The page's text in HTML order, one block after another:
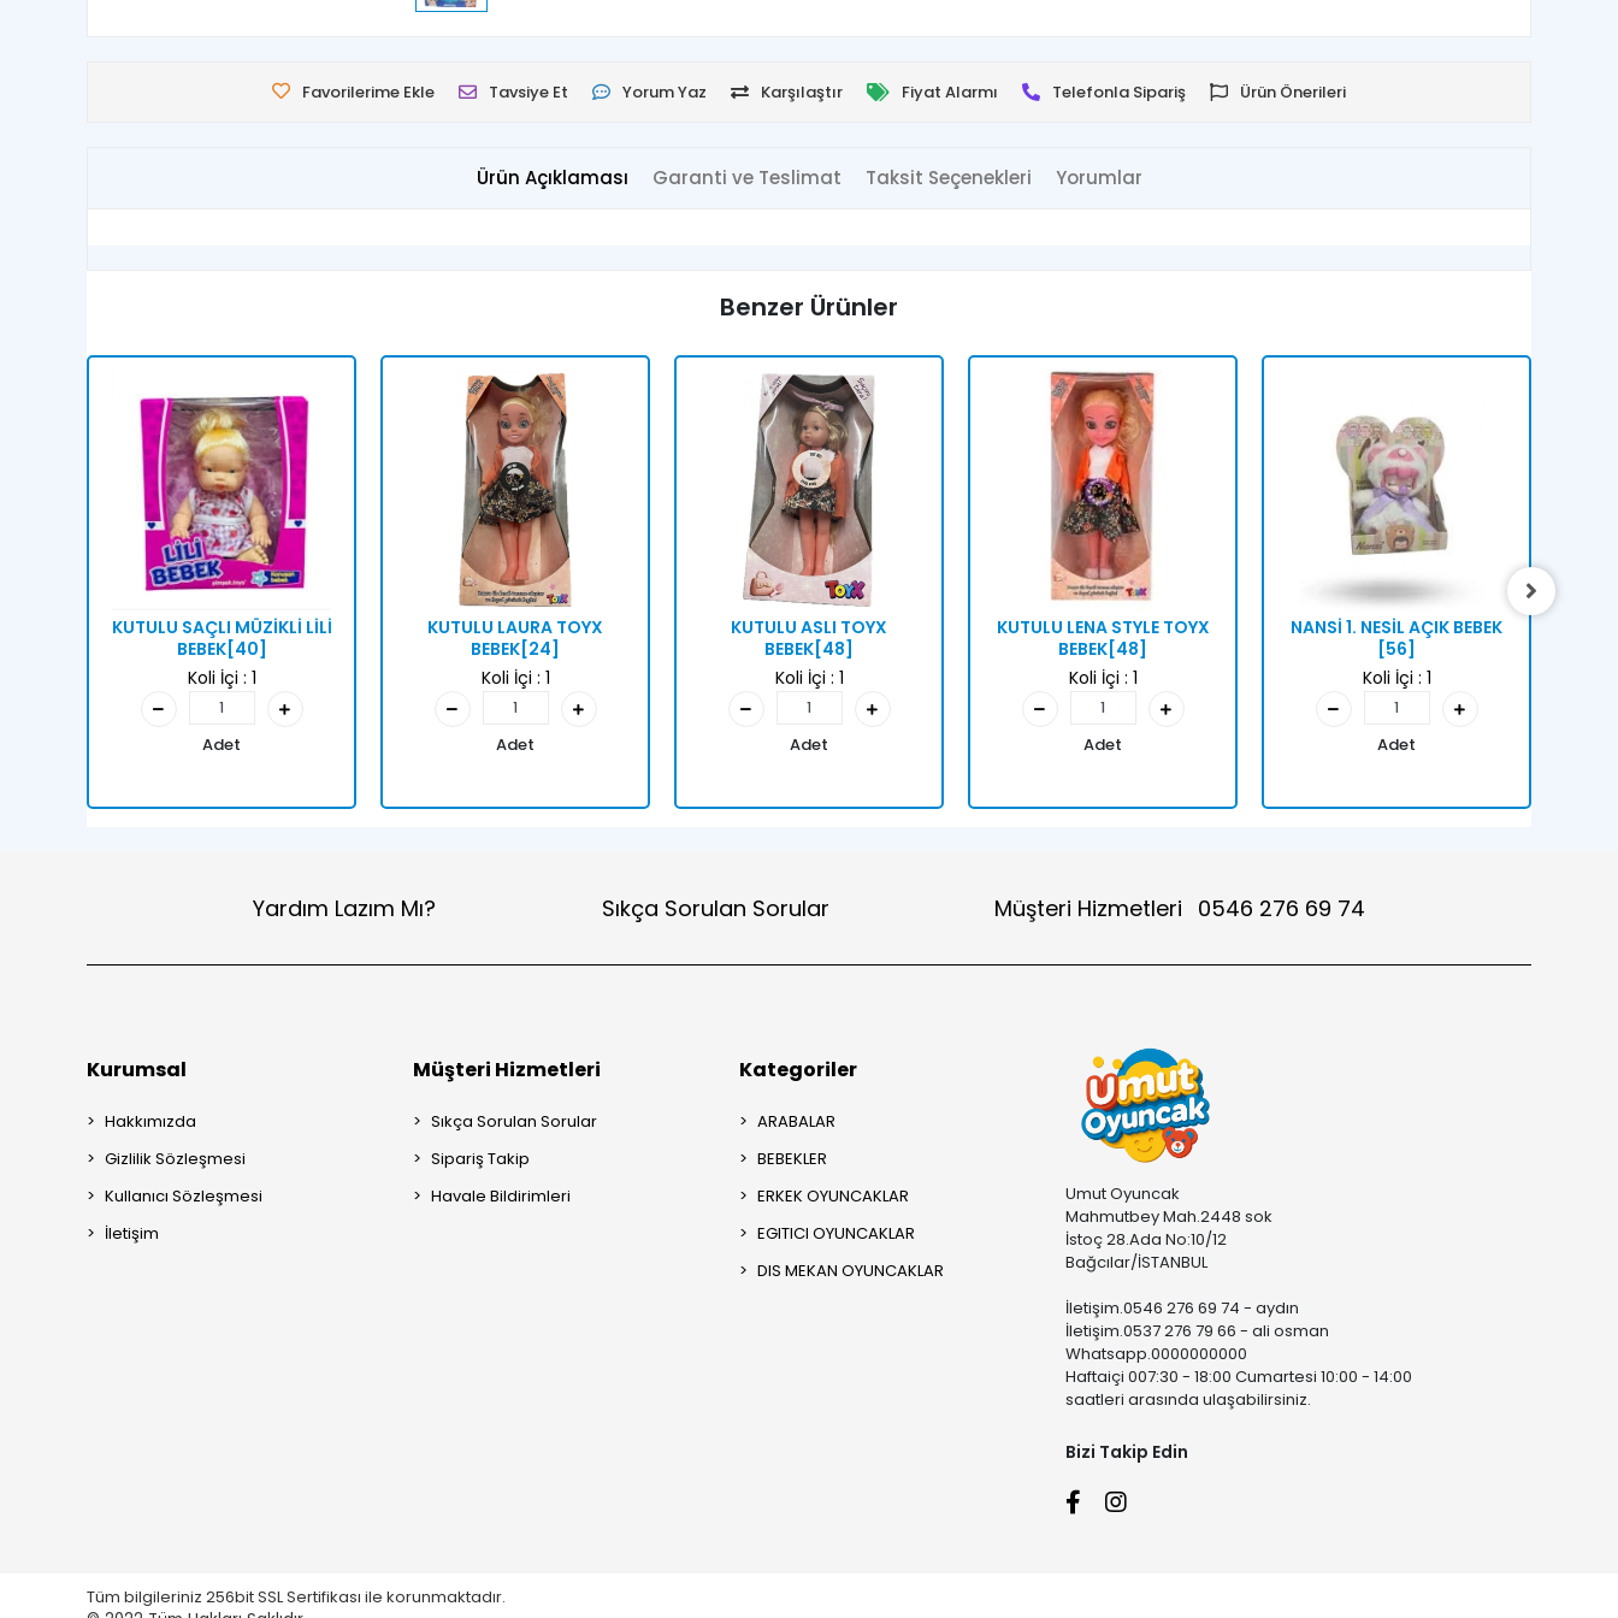
Favorilerime Ekle Tavsiye Et Yorum Yaz Karşılaştır Fiyat Alarmı Telefonla Sipariş Ürün Önerileri
Ürün Açıklaması Garanti ve Teslimat Taksit Seçenekleri Yorumlar
Benzer Ürünler
KUTULU SAÇLI MÜZİKLİ LİLİ
BEBEK[40]
Koli İçi : 1
Adet
KUTULU LAURA TOYX
BEBEK[24]
Koli İçi : 1
Adet
KUTULU ASLI TOYX
BEBEK[48]
Koli İçi : 1
Adet
KUTULU LENA STYLE TOYX
BEBEK[48]
Koli İçi : 1
Adet
NANSİ 1. NESİL AÇIK BEBEK
[56]
Koli İçi : 1
Adet
Yardım Lazım Mı? Sıkça Sorulan Sorular Müşteri Hizmetleri 0546 276 69 74
Kurumsal
Hakkımızda
Gizlilik Sözleşmesi
Kullanıcı Sözleşmesi
İletişim
Müşteri Hizmetleri
Sıkça Sorulan Sorular
Sipariş Takip
Havale Bildirimleri
Kategoriler
ARABALAR
BEBEKLER
ERKEK OYUNCAKLAR
EGITICI OYUNCAKLAR
DIS MEKAN OYUNCAKLAR
Umut Oyuncak
Mahmutbey Mah.2448 sok
İstoç 28.Ada No:10/12
Bağcılar/İSTANBUL
İletişim.0546 276 69 74 - aydın
İletişim.0537 276 79 66 - ali osman
Whatsapp.0000000000
Haftaiçi 007:30 - 18:00 Cumartesi 10:00 - 14:00
saatleri arasında ulaşabilirsiniz.
Bizi Takip Edin
Tüm bilgileriniz 256bit SSL Sertifikası ile korunmaktadır.